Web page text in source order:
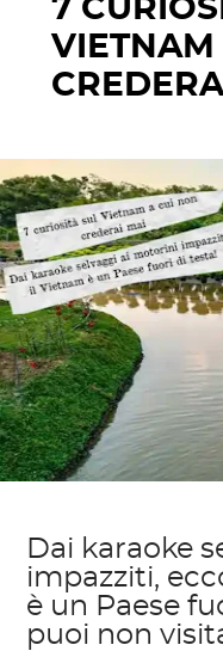
7
VIETNAM
Dai karaoke
impazziti,
è un Paese
puoi non